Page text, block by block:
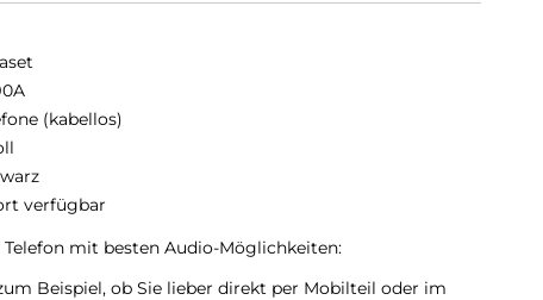
(kabellos)
verfügbar
mit besten Audio-Möglichkeiten:
Beispiel, ob Sie lieber direkt per Mobilteil oder im